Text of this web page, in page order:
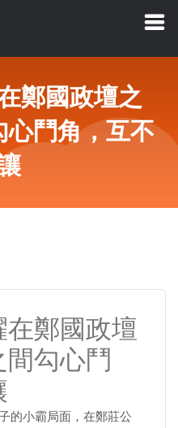
鄭國政壇之
鬥角，互不
在鄭國政壇
勾心鬥
的小霸局面，在鄭莊公